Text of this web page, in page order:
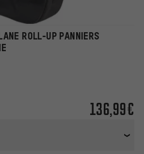
ROLL-UP PANNIERS
136,99€